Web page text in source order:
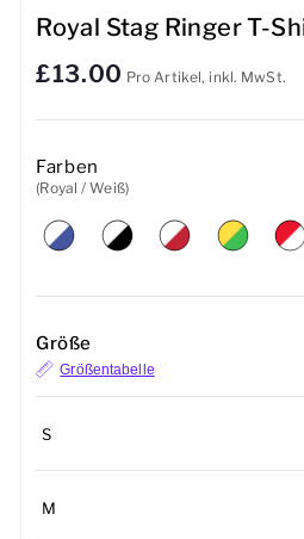
Tassen
Handtücher
Sport-Accessoires
Royal Stag Ringer T-
£13.00 Pro Artikel, inkl. MwSt.
Farben
(Royal / Weiß)
Größe
Größentabelle
S
M